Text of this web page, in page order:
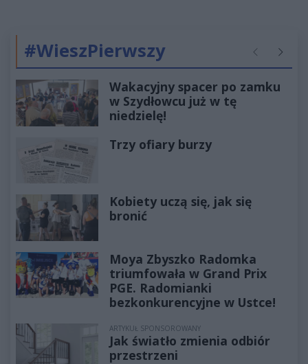
#WieszPierwszy Poprzednie
Wakacyjny spacer po zamku
w Szydłowcu już w tę
niedzielę!
Trzy ofiary burzy
Kobiety uczą się, jak się
bronić
Moya Zbyszko Radomka
triumfowała w Grand Prix
PGE. Radomianki
bezkonkurencyjne w Ustce!
ARTYKUŁ SPONSOROWANY
Jak światło zmienia odbiór
przestrzeni